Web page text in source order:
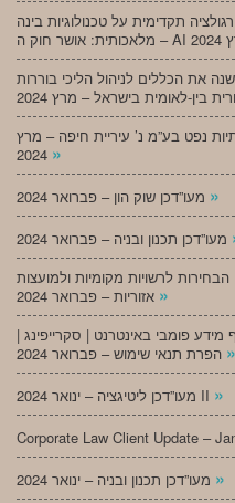
תקדימית על טכנולוגיות בינה
את הכללים לניהול הליכי בוררות
נפט בע”מ נ’ עיריית חיפה – מרץ
»
»
לרשויות מקומיות ולמועצות
»
מידע פומבי באינטרנט | סקרייפינג |
»
מעו”דכן ליטיגציה – ינואר 2024 II »
Corporate Law Client Update –
»